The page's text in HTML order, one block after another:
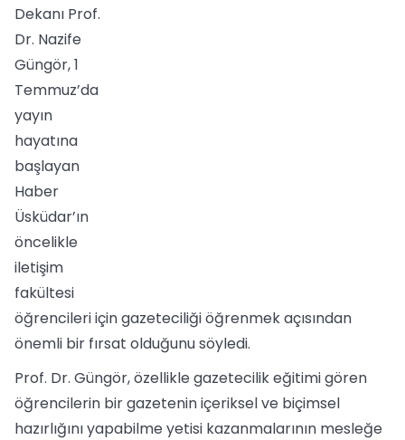
Dekanı Prof.
Dr. Nazife
Güngör, 1
Temmuz’da
yayın
hayatına
başlayan
Haber
Üsküdar’ın
öncelikle
iletişim
fakültesi
öğrencileri için gazeteciliği öğrenmek açısından
önemli bir fırsat olduğunu söyledi.
Prof. Dr. Güngör, özellikle gazetecilik eğitimi gören
öğrencilerin bir gazetenin içeriksel ve biçimsel
hazırlığını yapabilme yetisi kazanmalarının mesleğe